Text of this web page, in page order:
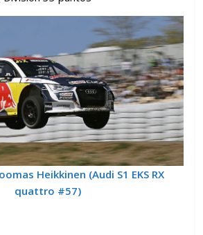
Heikkinen (Audi S1 EKS RX
quattro #57)